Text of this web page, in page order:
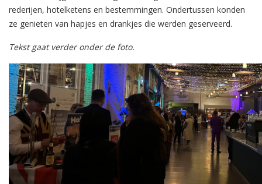
rederijen, hotelketens en bestemmingen. Ondertussen konden
ze genieten van hapjes en drankjes die werden geserveerd.
Tekst gaat verder onder de foto.